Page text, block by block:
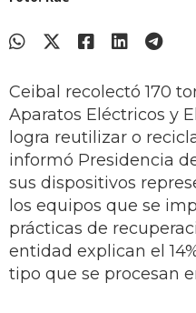
Ceibal recolectó 170
Aparatos Eléctricos y
logra reutilizar o
informó Presidencia
sus dispositivos
los equipos que se
prácticas de
entidad explican el
tipo que se procesan